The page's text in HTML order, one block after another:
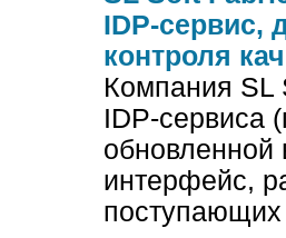
IDP-сервис,
контроля
Компания SL
IDP-сервиса
обновленной
интерфейс,